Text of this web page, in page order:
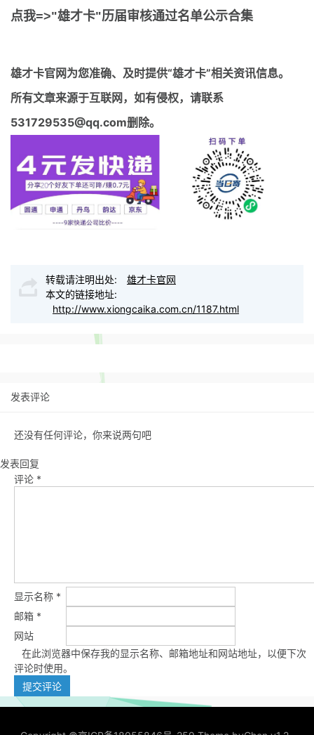
点我=>"雄才卡"历届审核通过名单公示合集
雄才卡官网为您准确、及时提供“雄才卡”相关资讯信息。
所有文章来源于互联网，如有侵权，请联系
531729535@qq.com删除。
转载请注明出处:
雄才卡官网
本文的链接地址:
http://www.xiongcaika.com.cn/1187.html
发表评论
还没有任何评论，你来说两句吧
发表回复
评论 *
显示名称 *
邮箱 *
网站
在此浏览器中保存我的显示名称、邮箱地址和网站地址，以便下次
评论时使用。